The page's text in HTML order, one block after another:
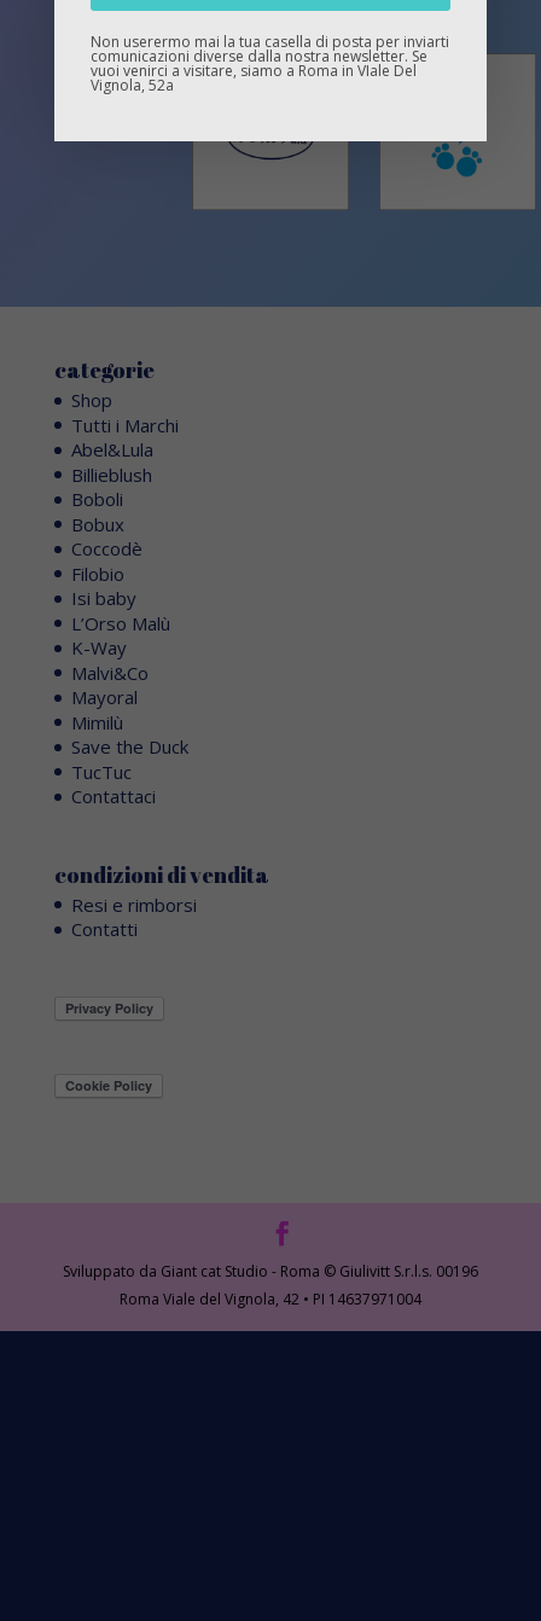
categorie
Shop
Tutti i Marchi
Abel&Lula
Billieblush
Boboli
Bobux
Coccodè
Filobio
Isi baby
L’Orso Malù
K-Way
Malvi&Co
Mayoral
Mimilù
Save the Duck
TucTuc
Contattaci
condizioni di vendita
Resi e rimborsi
Contatti
Sviluppato da Giant cat Studio - Roma © Giulivitt S.r.l.s. 00196
Roma Viale del Vignola, 42 • PI 14637971004
Non userermo mai la tua casella di posta per inviarti
comunicazioni diverse dalla nostra newsletter. Se
vuoi venirci a visitare, siamo a Roma in VIale Del
Vignola, 52a